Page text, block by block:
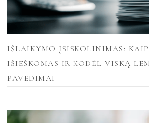
IŠLAIKYMO ĮSISKOLINIMAS: KAIP
IŠIEŠKOMAS IR KODĖL VISKĄ
PAVEDIMAI